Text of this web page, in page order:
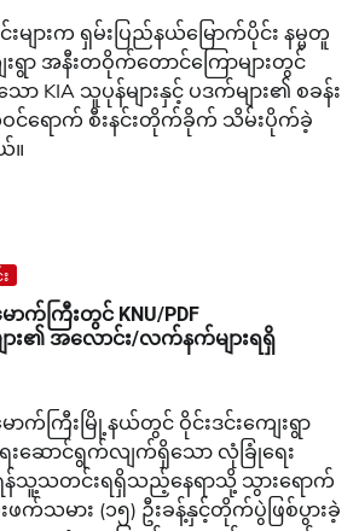
ာက်ကြီးတွင် KNU/PDF
ား၏ အလောင်း/လက်နက်များရရှိ
ောက်ကြီးမြို့နယ်တွင် ဝိုင်းဒင်းကျေးရွာ
များထံမှ– ပြောက်ကျားဝတ်အလောင်း–
က် […]
အကြမ်းဖက် PDF အလောင်းနှင့်
ဆည်းရမိ